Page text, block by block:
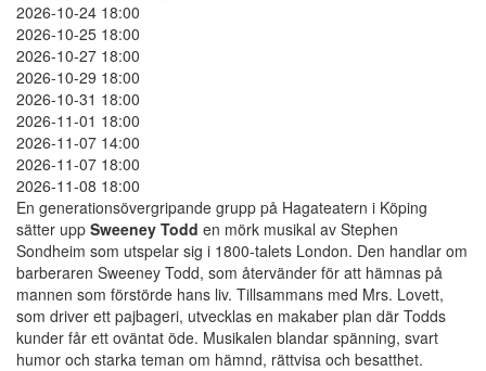
2026-10-24 18:00
2026-10-25 18:00
2026-10-27 18:00
2026-10-29 18:00
2026-10-31 18:00
2026-11-01 18:00
2026-11-07 14:00
2026-11-07 18:00
2026-11-08 18:00
En generationsövergripande grupp på Hagateatern i Köping
sätter upp Sweeney Todd en mörk musikal av Stephen
Sondheim som utspelar sig i 1800-talets London. Den handlar om
barberaren Sweeney Todd, som återvänder för att hämnas på
mannen som förstörde hans liv. Tillsammans med Mrs. Lovett,
som driver ett pajbageri, utvecklas en makaber plan där Todds
kunder får ett oväntat öde. Musikalen blandar spänning, svart
humor och starka teman om hämnd, rättvisa och besatthet.